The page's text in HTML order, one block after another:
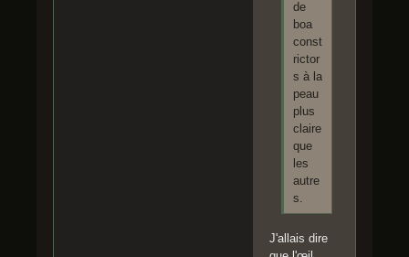
de
boa
const
rictor
s à la
peau
plus
claire
que
les
autre
s.
J'allais dire